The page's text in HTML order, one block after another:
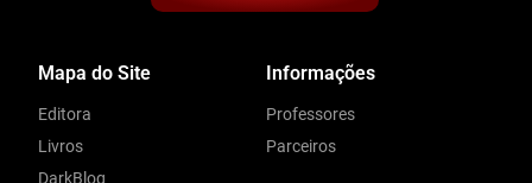
Mapa do Site
Editora
Livros
DarkBlog
Informações
Professores
Parceiros